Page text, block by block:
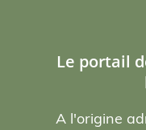
Le portail
A l'origine